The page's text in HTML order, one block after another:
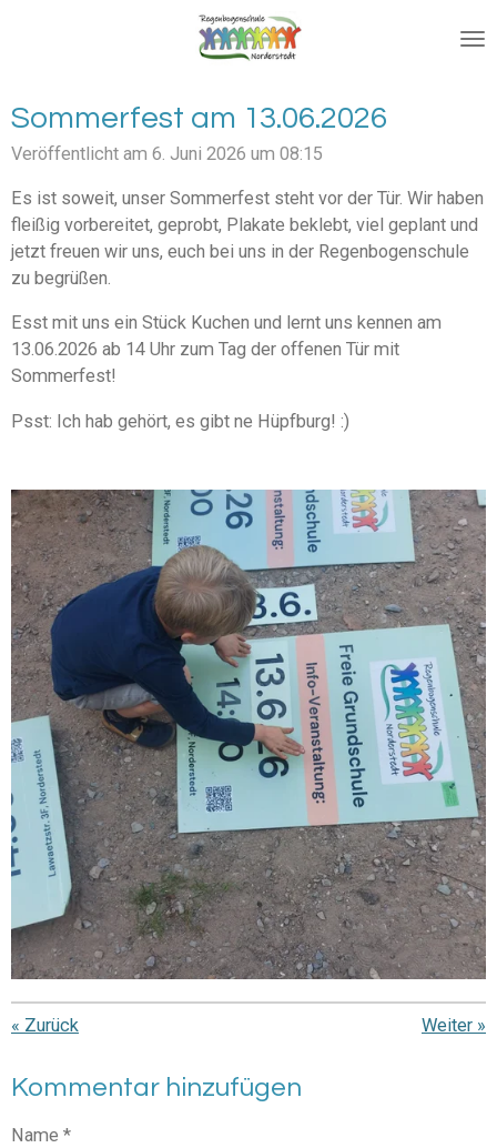
Sommerfest am 13.06.2026
Veröffentlicht am 6. Juni 2026 um 08:15
Es ist soweit, unser Sommerfest steht vor der Tür. Wir haben
fleißig vorbereitet, geprobt, Plakate beklebt, viel geplant und
jetzt freuen wir uns, euch bei uns in der Regenbogenschule
zu begrüßen.
Esst mit uns ein Stück Kuchen und lernt uns kennen am
13.06.2026 ab 14 Uhr zum Tag der offenen Tür mit
Sommerfest!
Psst: Ich hab gehört, es gibt ne Hüpfburg! :)
« Zurück Weiter »
Kommentar hinzufügen
Name *